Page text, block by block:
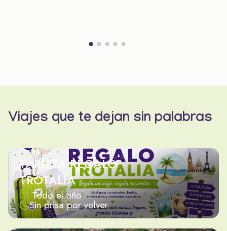
Viajes que te dejan sin palabras
TARJETA REGALO
TROTALIA
Todo el año
Sin prisa por volver